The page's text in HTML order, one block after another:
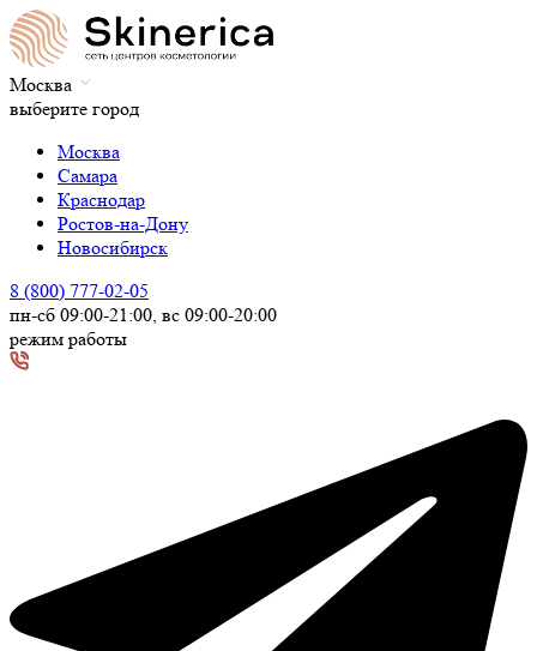
Москва
выберите город
Москва
Самара
Краснодар
Ростов-на-Дону
Новосибирск
8 (800) 777-02-05
пн-сб 09:00-21:00, вс 09:00-20:00
режим работы